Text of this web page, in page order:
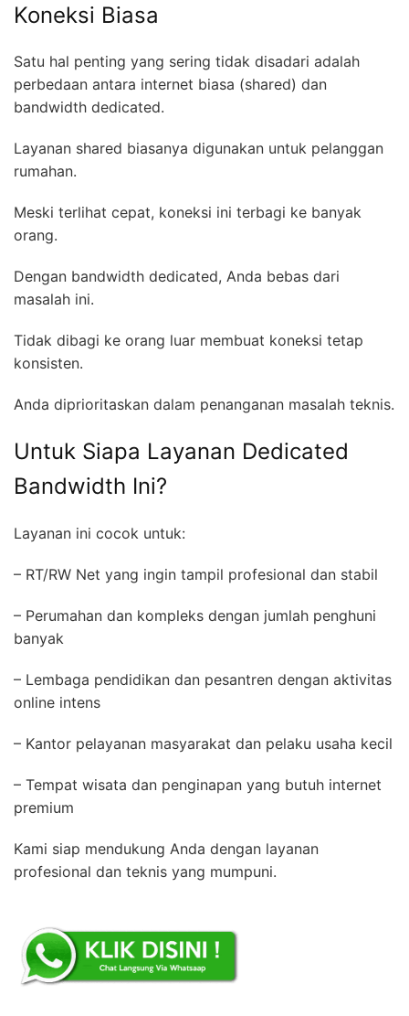
Koneksi Biasa
Satu hal penting yang sering tidak disadari adalah
perbedaan antara internet biasa (shared) dan
bandwidth dedicated.
Layanan shared biasanya digunakan untuk pelanggan
rumahan.
Meski terlihat cepat, koneksi ini terbagi ke banyak
orang.
Dengan bandwidth dedicated, Anda bebas dari
masalah ini.
Tidak dibagi ke orang luar membuat koneksi tetap
konsisten.
Anda diprioritaskan dalam penanganan masalah teknis.
Untuk Siapa Layanan Dedicated
Bandwidth Ini?
Layanan ini cocok untuk:
– RT/RW Net yang ingin tampil profesional dan stabil
– Perumahan dan kompleks dengan jumlah penghuni
banyak
– Lembaga pendidikan dan pesantren dengan aktivitas
online intens
– Kantor pelayanan masyarakat dan pelaku usaha kecil
– Tempat wisata dan penginapan yang butuh internet
premium
Kami siap mendukung Anda dengan layanan
profesional dan teknis yang mumpuni.